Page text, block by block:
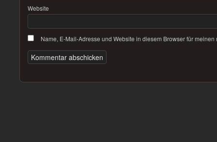
Website
Name, E-Mail-Adresse und Website in diesem Browser für